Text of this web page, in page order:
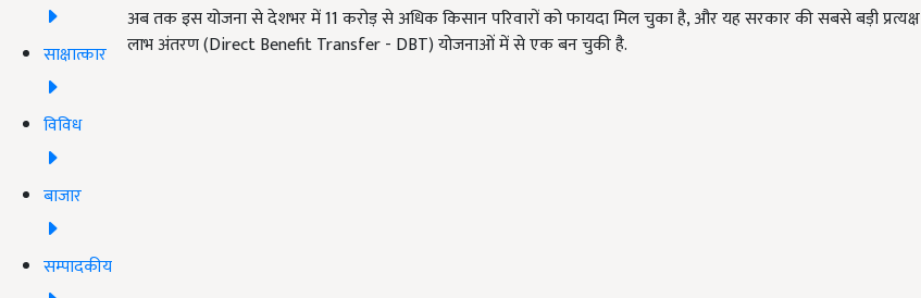
साक्षात्कार
विविध
बाजार
सम्पादकीय
अब तक इस योजना से देशभर में 11 करोड़ से अधिक किसान परिवारों को फायदा मिल चुका है, और यह सरकार की सबसे बड़ी प्रत्यक्ष
लाभ अंतरण (Direct Benefit Transfer - DBT) योजनाओं में से एक बन चुकी है.